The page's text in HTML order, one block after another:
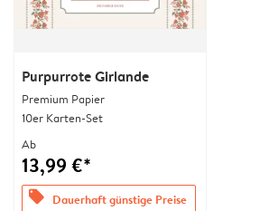
Purpurrote Girlande
Premium Papier
10er Karten-Set
Ab
13,99 €*
offers Dauerhaft günstige Preise